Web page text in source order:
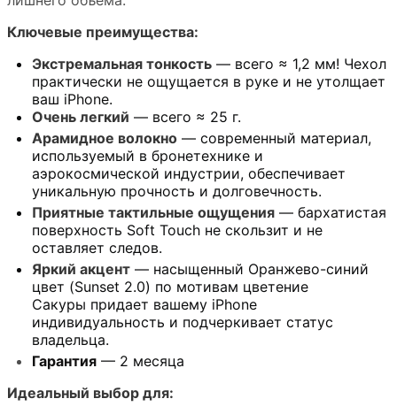
Ключевые преимущества:
Экстремальная тонкость — всего ≈ 1,2 мм! Чехол
практически не ощущается в руке и не утолщает
ваш iPhone.
Очень легкий — всего ≈ 25 г.
Арамидное волокно — современный материал,
используемый в бронетехнике и
аэрокосмической индустрии, обеспечивает
уникальную прочность и долговечность.
Приятные тактильные ощущения — бархатистая
поверхность Soft Touch не скользит и не
оставляет следов.
Яркий акцент — насыщенный Оранжево-синий
цвет (Sunset 2.0) по мотивам цветение
Сакуры придает вашему iPhone
индивидуальность и подчеркивает статус
владельца.
Гарантия — 2 месяца
Идеальный выбор для: